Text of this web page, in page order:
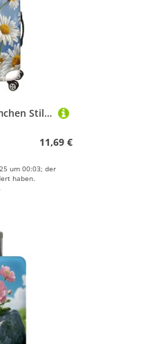
Surwin 3D Gänseblümchen Stil Reise Kofferschutzhülle Reisetasche Kofferbezug Elastisch Kofferhülle Gepäck Cover Waschbare Reisekoffer Hülle Schutz Bezug Schutzhülle (Indigo,XL (30-32 Zoll))
11,69 €
um 00:03; der
haben.